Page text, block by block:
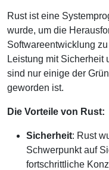
Rust ist eine
wurde, um die
Softwareentwicklung
Leistung mit Sicherheit
sind nur einige der
geworden ist.
Die Vorteile von Rust:
Sicherheit: Rust
Schwerpunkt auf
fortschrittliche